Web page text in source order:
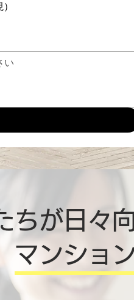
ちが日々
マンショ